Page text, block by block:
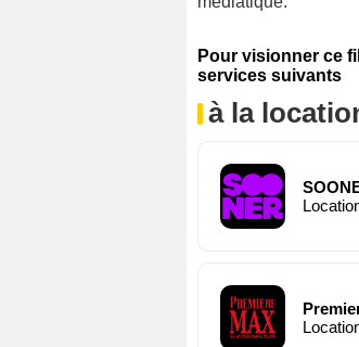
Pour visionner ce
services suivants
à la